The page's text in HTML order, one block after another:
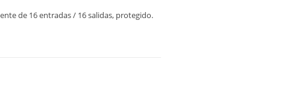
de 16 entradas / 16 salidas, protegido.